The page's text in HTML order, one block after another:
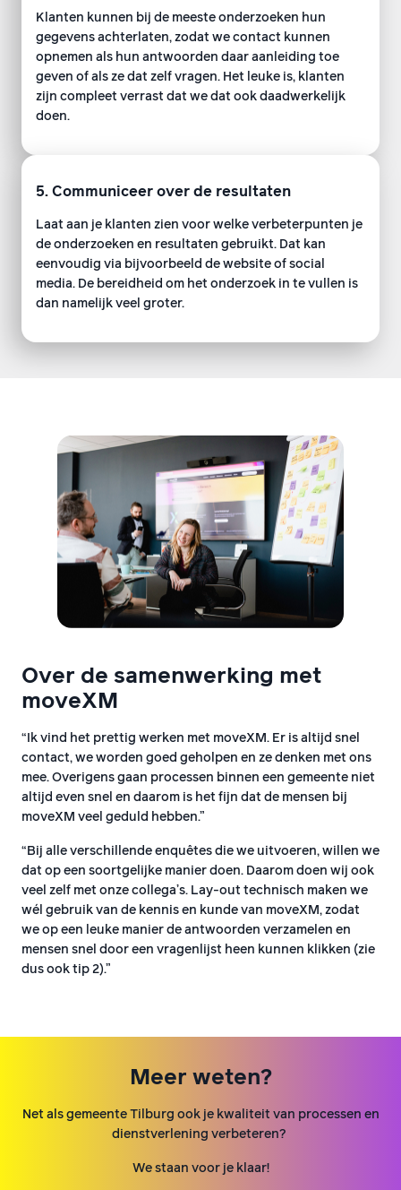
Klanten kunnen bij de meeste onderzoeken hun
gegevens achterlaten, zodat we contact kunnen
opnemen als hun antwoorden daar aanleiding toe
geven of als ze dat zelf vragen. Het leuke is, klanten
zijn compleet verrast dat we dat ook daadwerkelijk
doen.
5. Communiceer over de resultaten
Laat aan je klanten zien voor welke verbeterpunten je
de onderzoeken en resultaten gebruikt. Dat kan
eenvoudig via bijvoorbeeld de website of social
media. De bereidheid om het onderzoek in te vullen is
dan namelijk veel groter.
Over de samenwerking met
moveXM
“Ik vind het prettig werken met moveXM. Er is altijd snel
contact, we worden goed geholpen en ze denken met ons
mee. Overigens gaan processen binnen een gemeente niet
altijd even snel en daarom is het fijn dat de mensen bij
moveXM veel geduld hebben.”
“Bij alle verschillende enquêtes die we uitvoeren, willen we
dat op een soortgelijke manier doen. Daarom doen wij ook
veel zelf met onze collega’s. Lay-out technisch maken we
wél gebruik van de kennis en kunde van moveXM, zodat
we op een leuke manier de antwoorden verzamelen en
mensen snel door een vragenlijst heen kunnen klikken (zie
dus ook tip 2).”
Meer weten?
Net als gemeente Tilburg ook je kwaliteit van processen en
dienstverlening verbeteren?
We staan voor je klaar!